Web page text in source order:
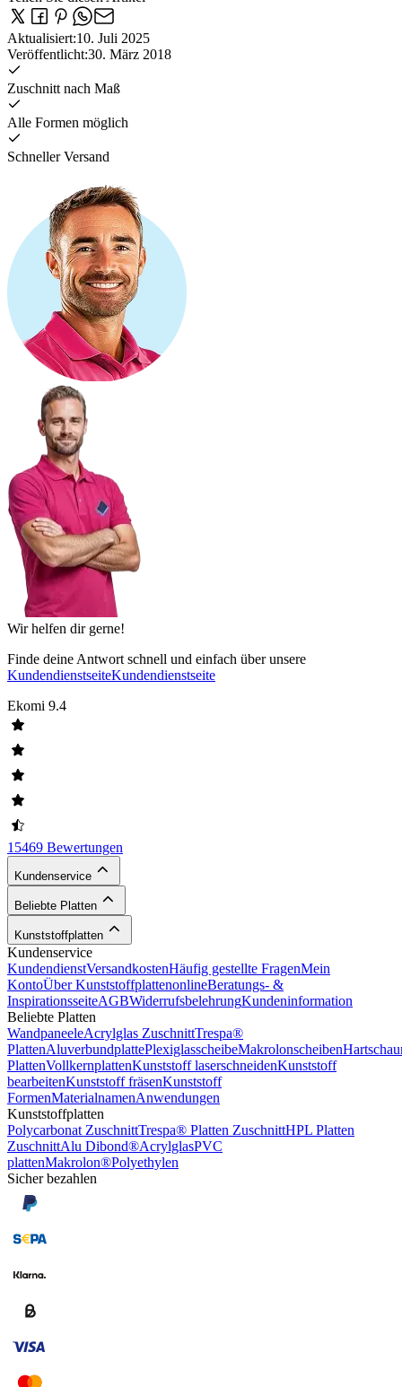
Aktualisiert:10. Juli 2025
Veröffentlicht:30. März 2018
Zuschnitt nach Maß
Alle Formen möglich
Schneller Versand
Wir helfen dir gerne!
Finde deine Antwort schnell und einfach über unsere
KundendienstseiteKundendienstseite
Ekomi 9.4
15469 Bewertungen
Kundenservice
Beliebte Platten
Kunststoffplatten
Kundenservice
KundendienstVersandkostenHäufig gestellte FragenMein
KontoÜber KunststoffplattenonlineBeratungs- &
InspirationsseiteAGBWiderrufsbelehrungKundeninformation
Beliebte Platten
WandpaneeleAcrylglas ZuschnittTrespa®
PlattenAluverbundplattePlexiglasscheibeMakrolonscheiben
PlattenVollkernplattenKunststoff laserschneidenKunststoff
bearbeitenKunststoff fräsenKunststoff
FormenMaterialnamenAnwendungen
Kunststoffplatten
Polycarbonat ZuschnittTrespa® Platten ZuschnittHPL Platten
ZuschnittAlu Dibond®AcrylglasPVC
plattenMakrolon®Polyethylen
Sicher bezahlen